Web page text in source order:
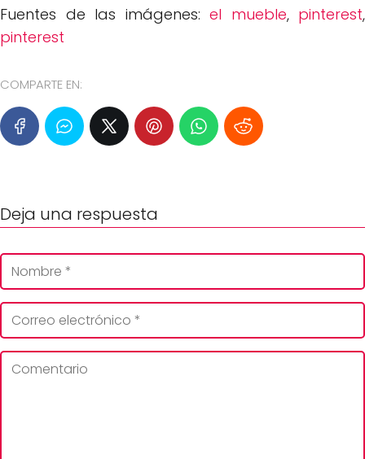
Fuentes de las imágenes: el mueble, pinterest,
pinterest
COMPARTE EN:
Deja una respuesta